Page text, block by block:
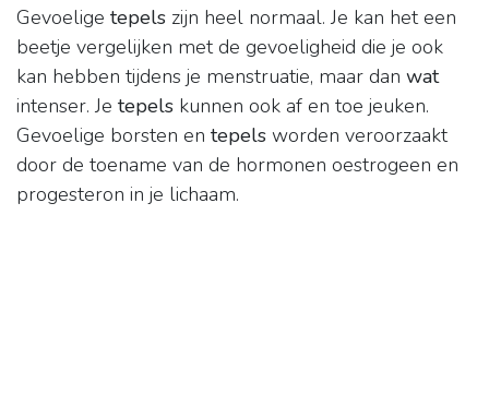
Gevoelige tepels zijn heel normaal. Je kan het een
beetje vergelijken met de gevoeligheid die je ook
kan hebben tijdens je menstruatie, maar dan wat
intenser. Je tepels kunnen ook af en toe jeuken.
Gevoelige borsten en tepels worden veroorzaakt
door de toename van de hormonen oestrogeen en
progesteron in je lichaam.